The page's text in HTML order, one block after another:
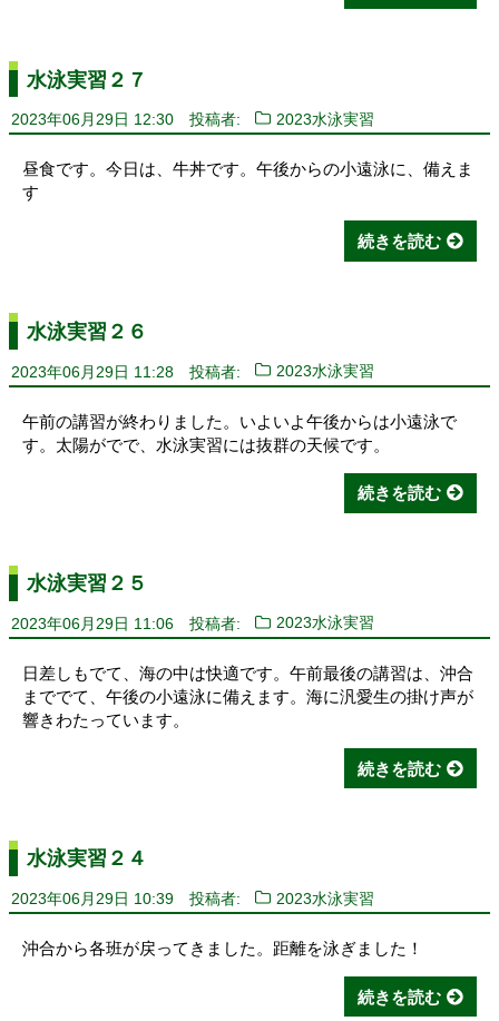
水泳実習２７
2023年06月29日 12:30 投稿者: 2023水泳実習
昼食です。今日は、牛丼です。午後からの小遠泳に、備えま
す
続きを読む
水泳実習２６
2023年06月29日 11:28 投稿者: 2023水泳実習
午前の講習が終わりました。いよいよ午後からは小遠泳で
す。太陽がでで、水泳実習には抜群の天候です。
続きを読む
水泳実習２５
2023年06月29日 11:06 投稿者: 2023水泳実習
日差しもでて、海の中は快適です。午前最後の講習は、沖合
まででて、午後の小遠泳に備えます。海に汎愛生の掛け声が
響きわたっています。
続きを読む
水泳実習２４
2023年06月29日 10:39 投稿者: 2023水泳実習
沖合から各班が戻ってきました。距離を泳ぎました！
続きを読む